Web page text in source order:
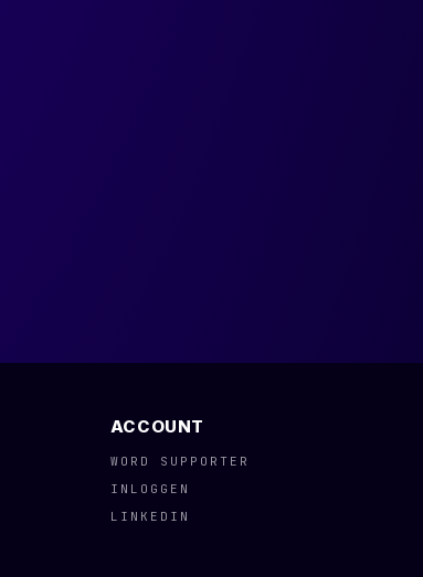
ACCOUNT
WORD SUPPORTER
INLOGGEN
LINKEDIN